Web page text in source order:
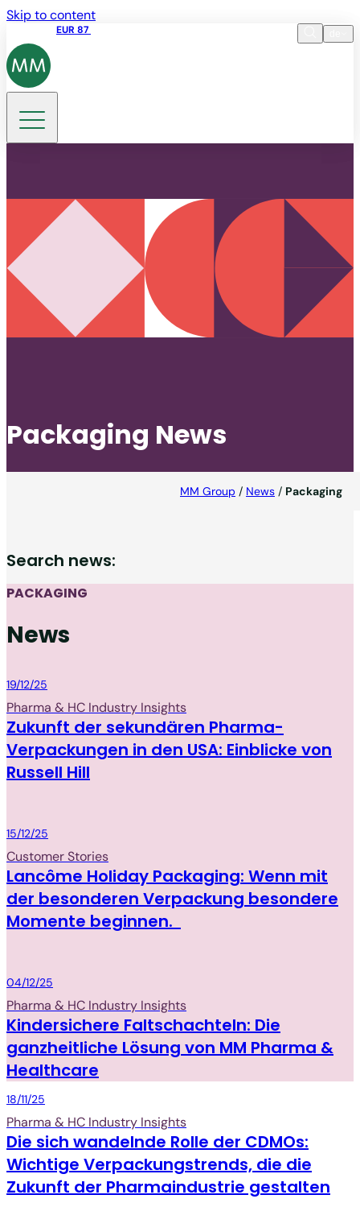
Skip to content
EUR 87
DE
Packaging News
MM Group / News / Packaging
Search news:
PACKAGING
News
Packaging
19/12/25
Pharma & HC Industry Insights
Zukunft der sekundären Pharma-
Verpackungen in den USA: Einblicke von
Russell Hill
Packaging
15/12/25
Customer Stories
Lancôme Holiday Packaging: Wenn mit
der besonderen Verpackung besondere
Momente beginnen.
Packaging
04/12/25
Pharma & HC Industry Insights
Kindersichere Faltschachteln: Die
ganzheitliche Lösung von MM Pharma &
Healthcare
Packaging
18/11/25
Pharma & HC Industry Insights
Die sich wandelnde Rolle der CDMOs:
Wichtige Verpackungstrends, die die
Zukunft der Pharmaindustrie gestalten